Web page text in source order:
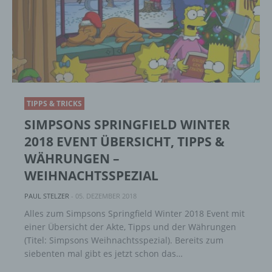
TIPPS & TRICKS
SIMPSONS SPRINGFIELD WINTER
2018 EVENT ÜBERSICHT, TIPPS &
WÄHRUNGEN –
WEIHNACHTSSPEZIAL
PAUL STELZER - 05. DEZEMBER 2018
Alles zum Simpsons Springfield Winter 2018 Event mit
einer Übersicht der Akte, Tipps und der Währungen
(Titel: Simpsons Weihnachtsspezial). Bereits zum
siebenten mal gibt es jetzt schon das…
Verbreitung oder eine andere Form der
Bereitstellung, den Abgleich oder die
Verknüpfung, die Einschränkung, das
Löschen oder die Vernichtung.
Markierung gespeicherter
personenbezogener Daten mit dem Ziel, ihre
künftige Verarbeitung einzuschränken.
e) Profiling
Profiling ist jede Art der automatisierten
Verarbeitung personenbezogener Daten, die
darin besteht, dass diese
personenbezogenen Daten verwendet